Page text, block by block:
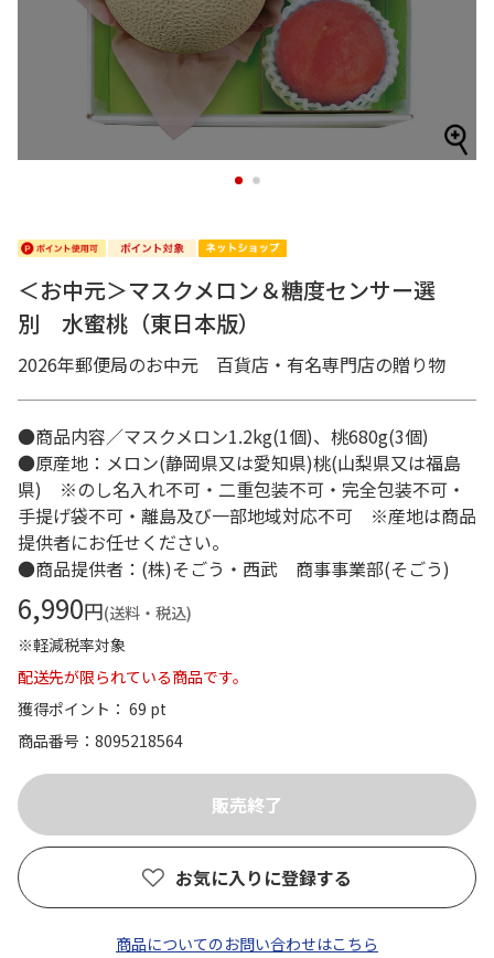
1 2
＜お中元＞マスクメロン＆糖度センサー選
別 水蜜桃（東日本版）
2026年郵便局のお中元 百貨店・有名専門店の贈り物
●商品内容／マスクメロン1.2kg(1個)、桃680g(3個)
●原産地：メロン(静岡県又は愛知県)桃(山梨県又は福島
県) ※のし名入れ不可・二重包装不可・完全包装不可・
手提げ袋不可・離島及び一部地域対応不可 ※産地は商品
提供者にお任せください。
●商品提供者：(株)そごう・西武 商事事業部(そごう)
6,990円(送料・税込)
※軽減税率対象
配送先が限られている商品です。
獲得ポイント： 69 pt
商品番号
8095218564
お気に入りに登録する
商品についてのお問い合わせはこちら